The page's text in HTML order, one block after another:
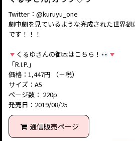
Twitter：@kuruyu_one
劇中劇を見ているような完成された世界
です！！！
くるゆさんの御本はこちら！
「R.I.P.」
価格：1,447円 （＋税）
サイズ：A5
ページ数： 220p
発売日：2019/08/25
通信販売ページ